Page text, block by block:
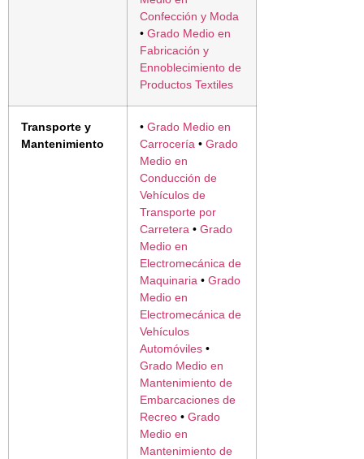
Confección y Moda
• Grado Medio en
Fabricación y
Ennoblecimiento de
Productos Textiles
Transporte y
Mantenimiento
• Grado Medio en
Carrocería • Grado
Medio en
Conducción de
Vehículos de
Transporte por
Carretera • Grado
Medio en
Electromecánica de
Maquinaria • Grado
Medio en
Electromecánica de
Vehículos
Automóviles •
Grado Medio en
Mantenimiento de
Embarcaciones de
Recreo • Grado
Medio en
Mantenimiento de